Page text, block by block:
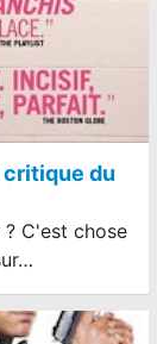
critique du
C'est chose